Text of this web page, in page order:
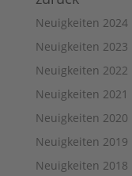
Neuigkeiten 2024
Neuigkeiten 2023
Neuigkeiten 2022
Neuigkeiten 2021
Neuigkeiten 2020
Neuigkeiten 2019
Neuigkeiten 2018